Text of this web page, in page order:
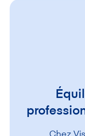
Chez